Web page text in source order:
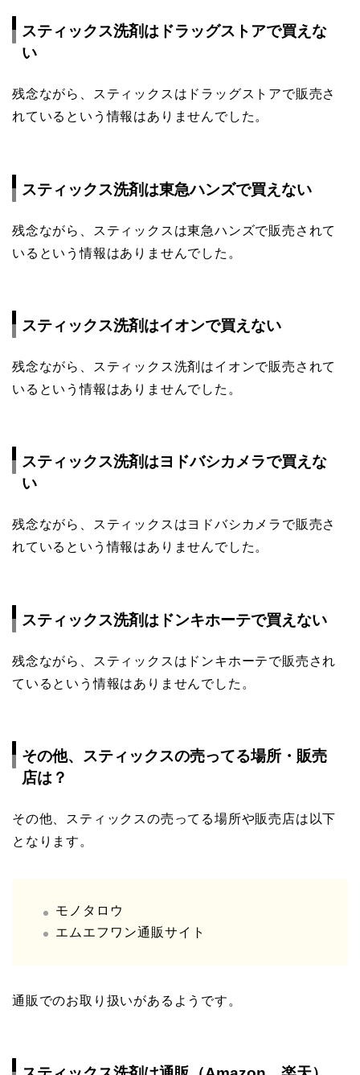
スティックス洗剤はドラッグストアで買えな
い
残念ながら、スティックスはドラッグストアで販売さ
れているという情報はありませんでした。
スティックス洗剤は東急ハンズで買えない
残念ながら、スティックスは東急ハンズで販売されて
いるという情報はありませんでした。
スティックス洗剤はイオンで買えない
残念ながら、スティックス洗剤はイオンで販売されて
いるという情報はありませんでした。
スティックス洗剤はヨドバシカメラで買えな
い
残念ながら、スティックスはヨドバシカメラで販売さ
れているという情報はありませんでした。
スティックス洗剤はドンキホーテで買えない
残念ながら、スティックスはドンキホーテで販売され
ているという情報はありませんでした。
その他、スティックスの売ってる場所・販売
店は？
その他、スティックスの売ってる場所や販売店は以下
となります。
モノタロウ
エムエフワン通販サイト
通販でのお取り扱いがあるようです。